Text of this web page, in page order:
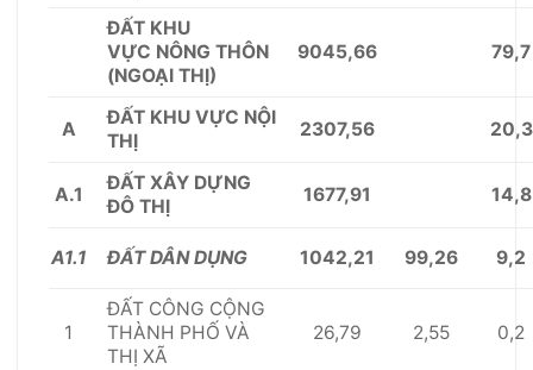
ĐẤT KHU
VỰC NÔNG THÔN
(NGOẠI THỊ)
9045,66 79,7
A
ĐẤT KHU VỰC NỘI
THỊ
2307,56 20,3
A.1
ĐẤT XÂY DỰNG
ĐÔ THỊ
1677,91 14,8
A1.1 ĐẤT DÂN DỤNG 1042,21 99,26 9,2
1
ĐẤT CÔNG CỘNG
THÀNH PHỐ VÀ
THỊ XÃ
26,79 2,55 0,2